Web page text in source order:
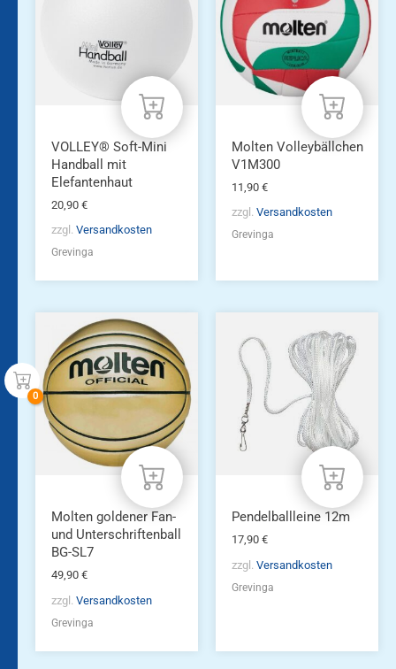
VOLLEY® Soft-Mini
Handball mit
Elefantenhaut
20,90 €
zzgl. Versandkosten
Grevinga
Molten Volleybällchen
V1M300
11,90 €
zzgl. Versandkosten
Grevinga
Molten goldener Fan-
und Unterschriftenball
BG-SL7
49,90 €
zzgl. Versandkosten
Grevinga
Pendelballleine 12m
17,90 €
zzgl. Versandkosten
Grevinga